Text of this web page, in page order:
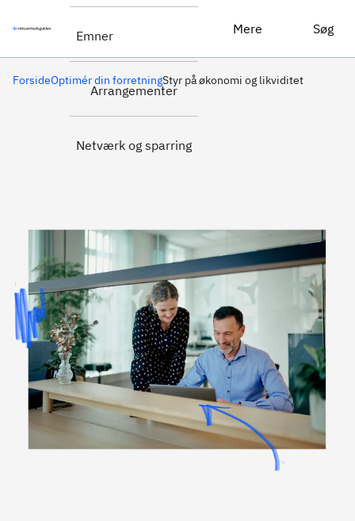
Emner
Arrangementer
Netværk og sparring
Mere Søg
ForsideOptimér din forretningStyr på økonomi og likviditet